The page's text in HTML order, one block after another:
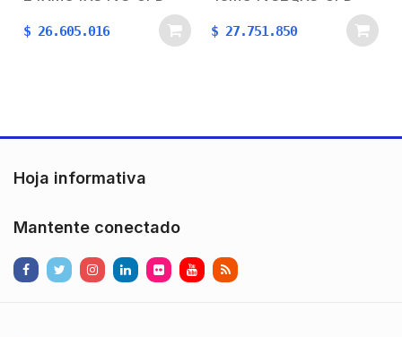
$ 26.605.016 $ 27.751.850
Hoja informativa
Mantente conectado